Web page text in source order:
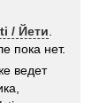
/ Йети
пока нет.
ведет